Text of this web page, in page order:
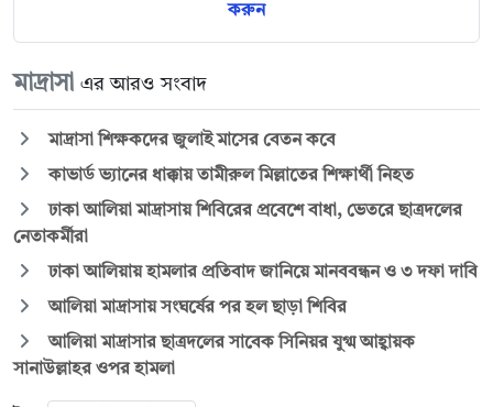
করুন
মাদ্রাসা এর আরও সংবাদ
মাদ্রাসা শিক্ষকদের জুলাই মাসের বেতন কবে
কাভার্ড ভ্যানের ধাক্কায় তামীরুল মিল্লাতের শিক্ষার্থী নিহত
ঢাকা আলিয়া মাদ্রাসায় শিবিরের প্রবেশে বাধা, ভেতরে ছাত্রদলের
নেতাকর্মীরা
ঢাকা আলিয়ায় হামলার প্রতিবাদ জানিয়ে মানববন্ধন ও ৩ দফা দাবি
আলিয়া মাদ্রাসায় সংঘর্ষের পর হল ছাড়া শিবির
আলিয়া মাদ্রাসার ছাত্রদলের সাবেক সিনিয়র যুগ্ম আহ্বায়ক
সানাউল্লাহর ওপর হামলা